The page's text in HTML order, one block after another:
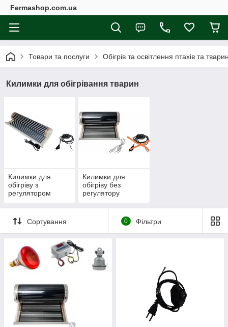
Fermashop.com.ua
Товари та послуги Обігрів та освітлення птахів та
Килимки для обігрівання тварин
Килимки для
обігріву з
регулятором
Килимки для
обігріву без
регулятору
клавішею вмк./
Сортування 0 Фільтри